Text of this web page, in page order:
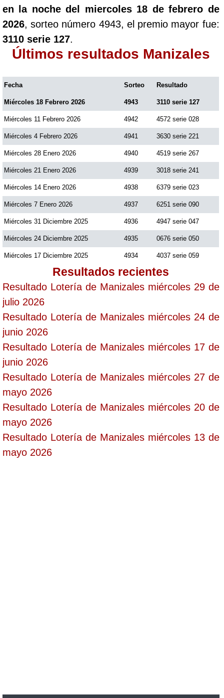
en la noche del miercoles 18 de febrero de
2026, sorteo número 4943, el premio mayor fue:
3110 serie 127.
Últimos resultados Manizales
Fecha Sorteo Resultado
Miércoles 18 Febrero 2026 4943 3110 serie 127
Miércoles 11 Febrero 2026 4942 4572 serie 028
Miércoles 4 Febrero 2026 4941 3630 serie 221
Miércoles 28 Enero 2026 4940 4519 serie 267
Miércoles 21 Enero 2026 4939 3018 serie 241
Miércoles 14 Enero 2026 4938 6379 serie 023
Miércoles 7 Enero 2026 4937 6251 serie 090
Miércoles 31 Diciembre 2025 4936 4947 serie 047
Miércoles 24 Diciembre 2025 4935 0676 serie 050
Miércoles 17 Diciembre 2025 4934 4037 serie 059
Resultados recientes
Resultado Lotería de Manizales miércoles 29 de
julio 2026
Resultado Lotería de Manizales miércoles 24 de
junio 2026
Resultado Lotería de Manizales miércoles 17 de
junio 2026
Resultado Lotería de Manizales miércoles 27 de
mayo 2026
Resultado Lotería de Manizales miércoles 20 de
mayo 2026
Resultado Lotería de Manizales miércoles 13 de
mayo 2026